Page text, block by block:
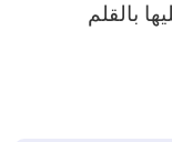
بالقلم